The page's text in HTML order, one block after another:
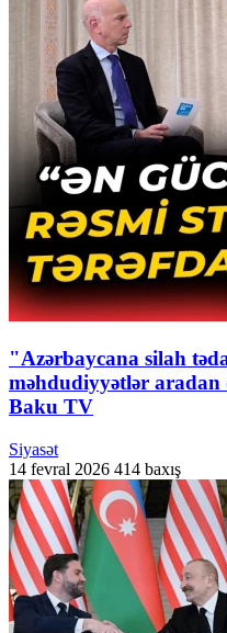
"Azərbaycana silah
məhdudiyyətlər aradan
Baku TV
Siyasət
14 fevral 2026 414 baxış